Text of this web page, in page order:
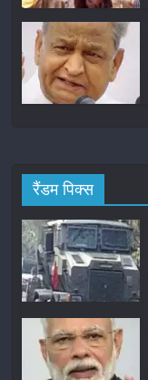
रैंडम पिक्स